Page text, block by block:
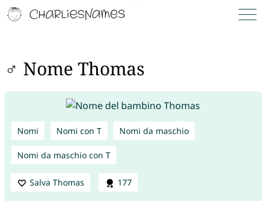
♂ Nome Thomas
Nomi Nomi con T Nomi da maschio
Nomi da maschio con T
Salva Thomas 177